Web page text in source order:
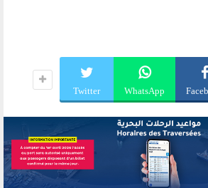
WhatsApp
Twitter